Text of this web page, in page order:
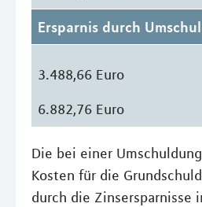
Ersparnis durch
3.488,66 Euro
6.882,76 Euro
Die bei einer
Kosten für die
durch die Zinsersparnisse